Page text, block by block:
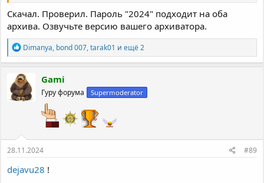
Скачал. Проверил. Пароль "2024" подходит на оба
архива. Озвучьте версию вашего архиватора.
Р
е
а
к
ц
и
и
Dimanya, bond 007,tarak01 и ещё 2
Gami
Гуру форума Supermoderator
28.11.2024 #89
dejavu28 !